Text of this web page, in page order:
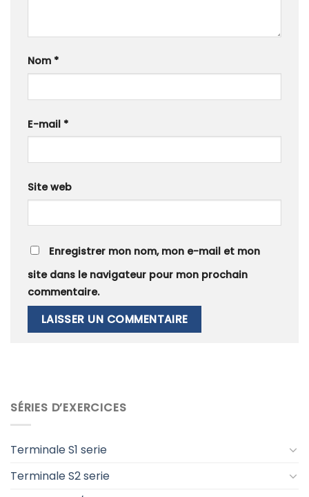
SÉRIES D’EXERCICES
Terminale S1 serie
Terminale S2 serie
Nom *
E-mail *
Site web
Enregistrer mon nom, mon e-mail et mon
site dans le navigateur pour mon prochain
commentaire.